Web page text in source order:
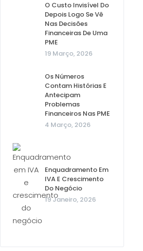
O Custo Invisível Do
Depois Logo Se Vê
Nas Decisões
Financeiras De Uma
PME
19 Março, 2026
Os Números
Contam Histórias E
Antecipam
Problemas
Financeiros Nas PME
4 Março, 2026
Enquadramento Em
IVA E Crescimento
Do Negócio
19 Janeiro, 2026